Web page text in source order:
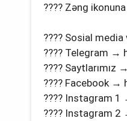
???? Zəng
???? Sosial media
???? Telegram
????
???? Facebook
???? Instagram
???? Instagram